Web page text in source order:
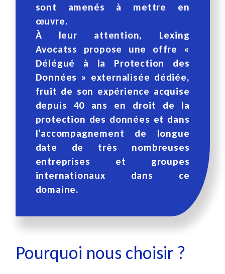
sont amenés à mettre en
œuvre.
À leur attention, Lexing
Avocatss propose une offre «
Délégué à la Protection des
Données » externalisée dédiée,
fruit de son expérience acquise
depuis 40 ans en droit de la
protection des données et dans
l’accompagnement de longue
date de très nombreuses
entreprises et groupes
internationaux dans ce
domaine.
Pourquoi nous choisir ?